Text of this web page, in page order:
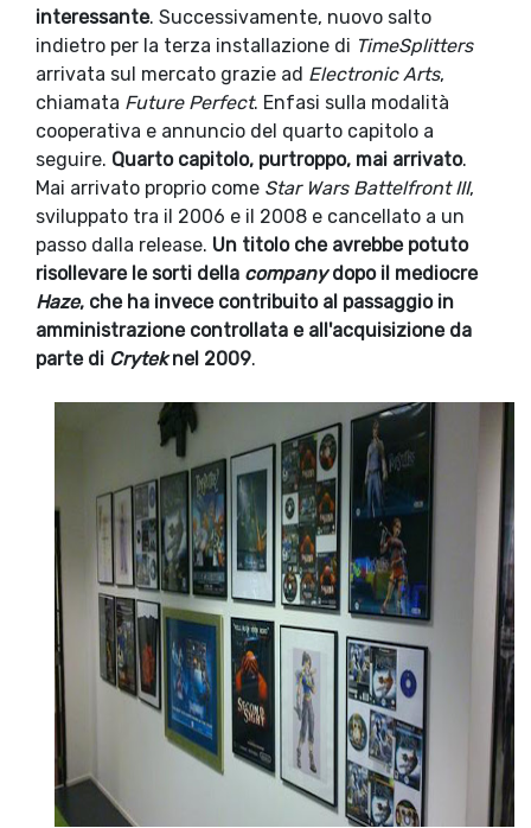
interessante. Successivamente, nuovo salto
indietro per la terza installazione di TimeSplitters
arrivata sul mercato grazie ad Electronic Arts,
chiamata Future Perfect. Enfasi sulla modalità
cooperativa e annuncio del quarto capitolo a
seguire. Quarto capitolo, purtroppo, mai arrivato.
Mai arrivato proprio come Star Wars Battelfront III,
sviluppato tra il 2006 e il 2008 e cancellato a un
passo dalla release. Un titolo che avrebbe potuto
risollevare le sorti della companydopo il mediocre
Haze, che ha invece contribuito al passaggio in
amministrazione controllata e all'acquisizione da
parte di Cryteknel 2009.